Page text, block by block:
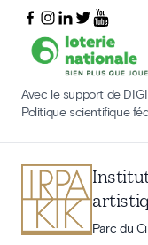
Avec le support de
Politique scientifique
Parc du